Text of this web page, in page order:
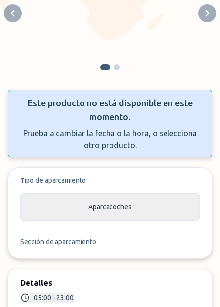
Previous slide
Este producto no está disponible en este
momento.
Prueba a cambiar la fecha o la hora, o selecciona
otro producto.
Tipo de aparcamiento
Aparcacoches
Sección de aparcamiento
Detalles
05:00 - 23:00